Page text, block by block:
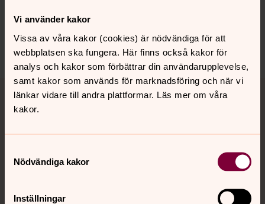
Vi använder kakor
Vissa av våra kakor (cookies) är nödvändiga för att
webbplatsen ska fungera. Här finns också kakor för
analys och kakor som förbättrar din användarupplevelse,
samt kakor som används för marknadsföring och när vi
länkar vidare till andra plattformar. Läs mer om våra
kakor.
Nödvändiga kakor
Inställningar
spanga-kista.forsamling@svenskakyrkan.se
Dela
Tillbaka till toppen
Tillbaka till innehållet